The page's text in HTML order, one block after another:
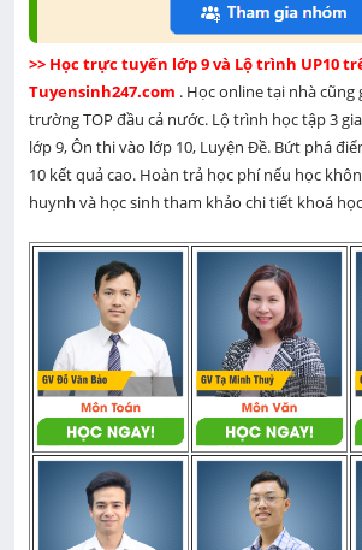
>> Học trực tuyến lớp 9 và Lộ trình UP10
Tuyensinh247.com . Học online tại nhà
trường TOP đầu cả nước. Lộ trình học tập 3
lớp 9, Ôn thi vào lớp 10, Luyện Đề. Bứt phá
10 kết quả cao. Hoàn trả học phí nếu học
huynh và học sinh tham khảo chi tiết khoá